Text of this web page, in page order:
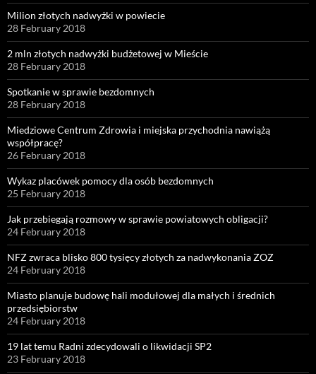
Milion złotych nadwyżki w powiecie
28 February 2018
2 mln złotych nadwyżki budżetowej w Mieście
28 February 2018
Spotkanie w sprawie bezdomnych
28 February 2018
Miedziowe Centrum Zdrowia i miejska przychodnia nawiążą
współpracę?
26 February 2018
Wykaz placówek pomocy dla osób bezdomnych
25 February 2018
Jak przebiegają rozmowy w sprawie powiatowych obligacji?
24 February 2018
NFZ zwraca blisko 800 tysięcy złotych za nadwykonania ZOZ
24 February 2018
Miasto planuje budowę hali modułowej dla małych i średnich
przedsiębiorstw
24 February 2018
19 lat temu Radni zdecydowali o likwidacji SP2
23 February 2018